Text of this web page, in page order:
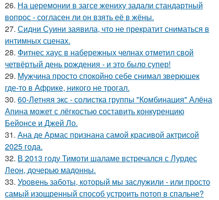
26. На церемонии в загсе жениху задали стандартный
вопрос - согласен ли он взять её в жёны.
27. Сидни Суини заявила, что не прекратит сниматься в
интимных сценах.
28. Фитнес хаус в набережных челнах отметил свой
четвёртый день рождения - и это было супер!
29. Мужчина просто спокойно себе снимал зверюшек
где-то в Африке, никого не трогал.
30. 60-Летняя экс - солистка группы "Комбинация" Алёна
Апина может с лёгкостью составить конкуренцию
Бейонсе и Джей Ло.
31. Ана де Армас признана самой красивой актрисой
2025 года.
32. В 2013 году Тимоти шаламе встречался с Лурдес
Леон, дочерью мадонны.
33. Уровень заботы, который мы заслужили - или просто
самый изощренный способ устроить потоп в спальне?